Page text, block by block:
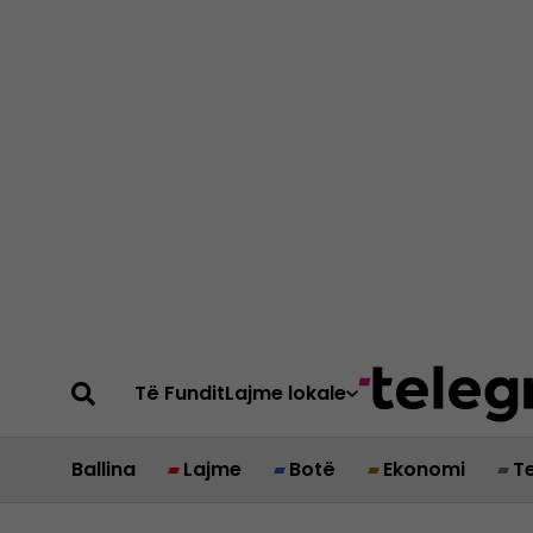
Të FunditLajme lokale
Ballina Lajme Botë Ekonomi